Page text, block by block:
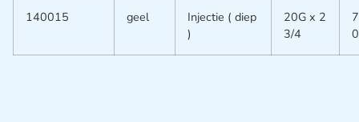
140015 geel
Injectie ( diep
)
20G x 2
3/4